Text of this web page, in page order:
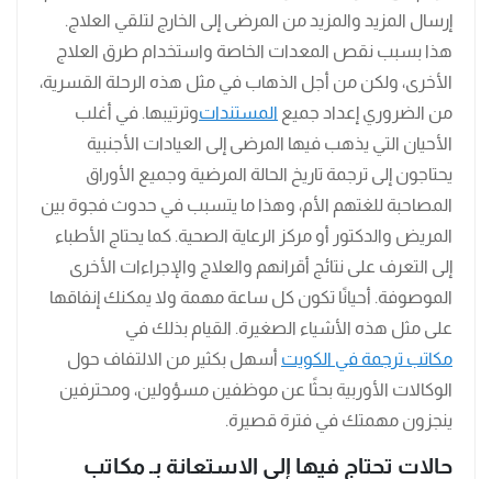
إرسال المزيد والمزيد من المرضى إلى الخارج لتلقي العلاج.
هذا بسبب نقص المعدات الخاصة واستخدام طرق العلاج
الأخرى، ولكن من أجل الذهاب في مثل هذه الرحلة القسرية،
من الضروري إعداد جميع المستنداتوترتيبها. في أغلب
الأحيان التي يذهب فيها المرضى إلى العيادات الأجنبية
يحتاجون إلى ترجمة تاريخ الحالة المرضية وجميع الأوراق
المصاحبة للغتهم الأم، وهذا ما يتسبب في حدوث فجوة بين
المريض والدكتور أو مركز الرعاية الصحية. كما يحتاج الأطباء
إلى التعرف على نتائج أقرانهم والعلاج والإجراءات الأخرى
الموصوفة. أحيانًا تكون كل ساعة مهمة ولا يمكنك إنفاقها
على مثل هذه الأشياء الصغيرة. القيام بذلك في
مكاتب ترجمة في الكويت أسهل بكثير من الالتفاف حول
الوكالات الأوربية بحثًا عن موظفين مسؤولين، ومحترفين
ينجزون مهمتك في فترة قصيرة.
حالات تحتاج فيها إلى الاستعانة بـ مكاتب